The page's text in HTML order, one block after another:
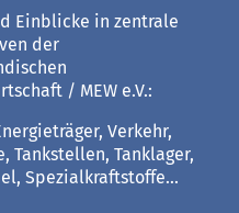
Einblicke in zentrale
der
/ MEW e.V.:
Verkehr,
Tankstellen, Tanklager,
Spezialkraftstoffe...